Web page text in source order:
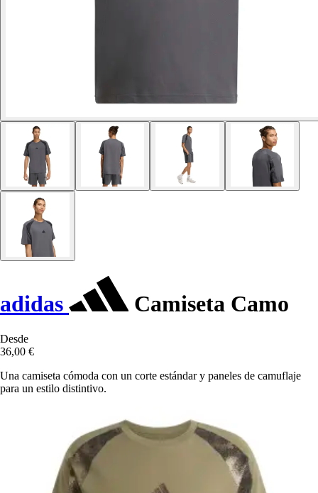
adidas Camiseta Camo
Desde
36,00 €
Una camiseta cómoda con un corte estándar y paneles de camuflaje
para un estilo distintivo.